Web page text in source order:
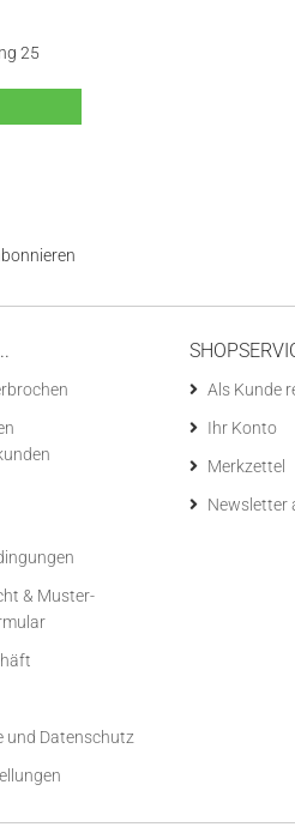
25
& Muster-
und Datenschutz
Als Kunde
Ihr Konto
Merkzettel
Newsletter